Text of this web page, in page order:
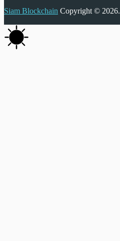
Siam Blockchain Copyright © 2026.